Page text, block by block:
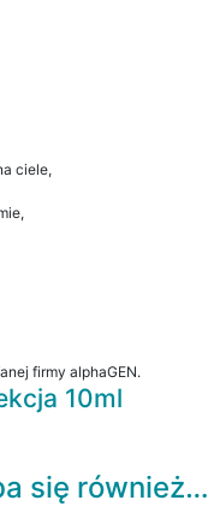
ciele,
firmy alphaGEN.
10ml
się również…